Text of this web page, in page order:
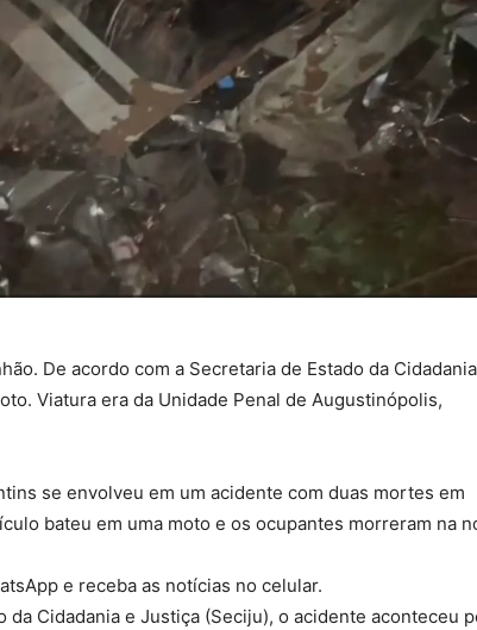
De acordo com a Secretaria de Estado da
Viatura era da Unidade Penal de Augustinópolis,
se envolveu em um acidente com duas mortes em
bateu em uma moto e os ocupantes morreram na
e receba as notícias no celular.
da Cidadania e Justiça (Seciju), o acidente aconteceu